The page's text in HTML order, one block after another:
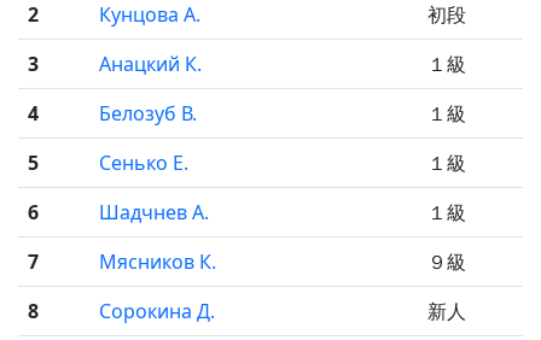
2
Кунцова А.
初段
3
Анацкий К.
１級
4
Белозуб В.
１級
5
Сенько Е.
１級
6
Шадчнев А.
１級
7
Мясников К.
９級
8
Сорокина Д.
新人